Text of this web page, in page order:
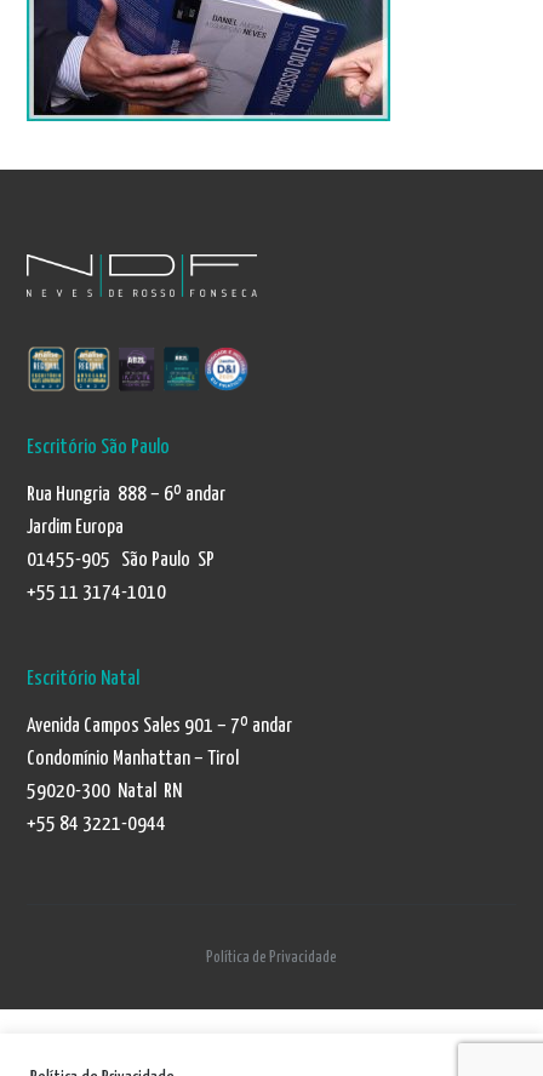
Escritório São Paulo
Rua Hungria 888 – 6º andar
Jardim Europa
01455-905 São Paulo SP
+55 11 3174-1010
Escritório Natal
Avenida Campos Sales 901 – 7º andar
Condomínio Manhattan – Tirol
59020-300 Natal RN
+55 84 3221-0944
Política de Privacidade